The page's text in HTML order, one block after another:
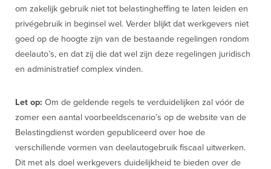
om zakelijk gebruik niet tot belastingheffing te laten leiden en
privégebruik in beginsel wel. Verder blijkt dat werkgevers niet
goed op de hoogte zijn van de bestaande regelingen rondom
deelauto’s, en dat zij die dat wel zijn deze regelingen juridisch
en administratief complex vinden.
Let op: Om de geldende regels te verduidelijken zal vóór de
zomer een aantal voorbeeldscenario’s op de website van de
Belastingdienst worden gepubliceerd over hoe de
verschillende vormen van deelautogebruik fiscaal uitwerken.
Dit met als doel werkgevers duidelijkheid te bieden over de